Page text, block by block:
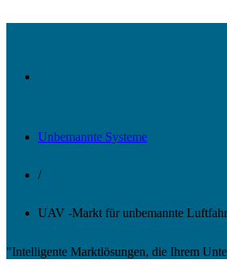
Unbemannte Systeme
/
UAV -Markt für unbemannte
"Intelligente Marktlösungen, die Ihrem